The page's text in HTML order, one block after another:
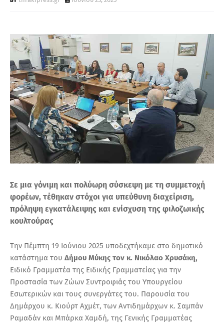
Τ
Σε μια γόνιμη και πολύωρη σύσκεψη με τη συμμετοχή
φορέων, τέθηκαν στόχοι για υπεύθυνη διαχείριση,
πρόληψη εγκατάλειψης και ενίσχυση της φιλοζωικής
κουλτούρας
Την Πέμπτη 19 Ιούνιου 2025 υποδεχτήκαμε στο δημοτικό
κατάστημα του Δήμου Μύκης τον κ. Νικόλαο Χρυσάκη,
Ειδικό Γραμματέα της Ειδικής Γραμματείας για την
Προστασία των Ζώων Συντροφιάς του Υπουργείου
Εσωτερικών και τους συνεργάτες του. Παρουσία του
Δημάρχου κ. Κιούρτ Αχμέτ, των Αντιδημάρχων κ. Σαμπάν
Ραμαδάν και Μπάρκα Χαμδή, της Γενικής Γραμματέας